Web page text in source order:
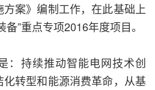
案》编制工作，在此基础上
”重点专项2016年度项目。
持续推动智能电网技术创
转型和能源消费革命，从基